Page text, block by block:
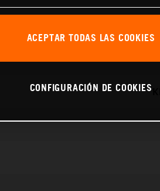
ACEPTAR TODAS LAS COOKIES
CONFIGURACIÓN DE COOKIES